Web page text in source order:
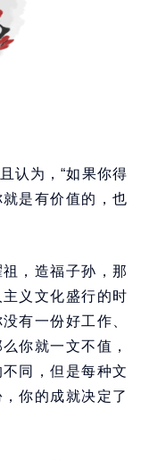
认为，“如果你得
是有价值的，也
，造福子孙，那
义文化盛行的时
有一份好工作、
你就一文不值，
同，但是每种文
你的成就决定了